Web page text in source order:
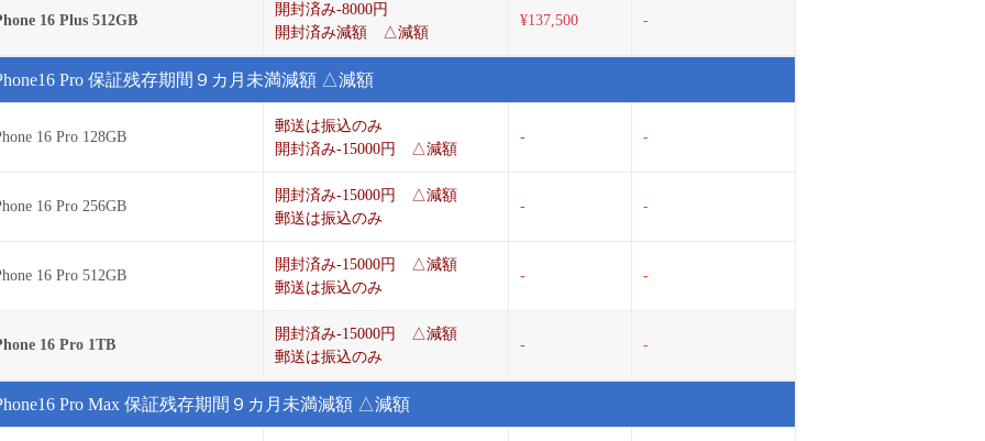
16 Plus 512GB
開封済み-8000円
開封済み減額 △減額
¥137,500 -
Pro 保証残存期間９カ月未満減額 △減額
16 Pro 128GB
郵送は振込のみ
開封済み-15000円 △減額
- -
16 Pro 256GB
開封済み-15000円 △減額
郵送は振込のみ
- -
16 Pro 512GB
開封済み-15000円 △減額
郵送は振込のみ
- -
16 Pro 1TB
開封済み-15000円 △減額
郵送は振込のみ
- -
Pro Max 保証残存期間９カ月未満減額 △減額